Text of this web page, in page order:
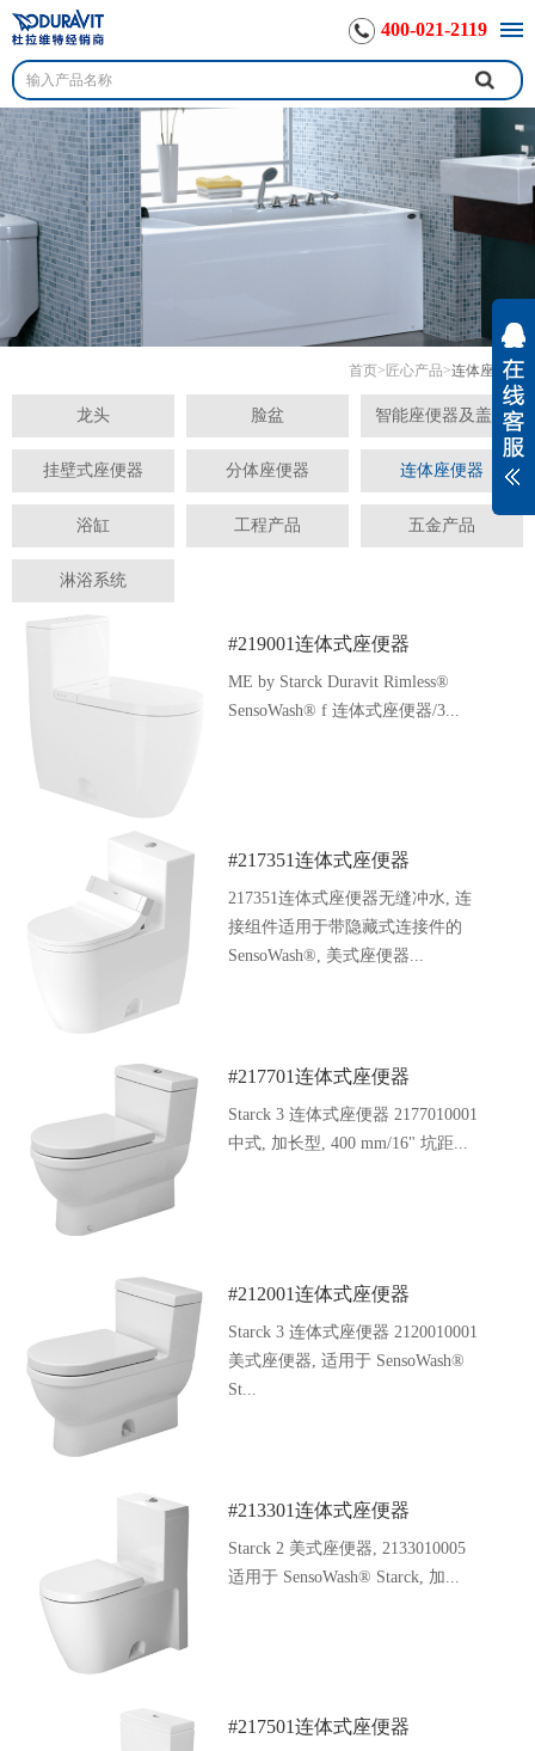
400-021-2119
首页> 匠心产品>连体座便器
龙头 脸盆 智能座便器及盖板
挂壁式座便器 分体座便器 连体座便器
浴缸 工程产品 五金产品
淋浴系统
#219001连体式座便器
ME by Starck Duravit Rimless®
SensoWash® f 连体式座便器/3...
#217351连体式座便器
217351连体式座便器无缝冲水, 连
接组件适用于带隐藏式连接件的
SensoWash®, 美式座便器...
#217701连体式座便器
Starck 3 连体式座便器 2177010001
中式, 加长型, 400 mm/16" 坑距...
#212001连体式座便器
Starck 3 连体式座便器 2120010001
美式座便器, 适用于 SensoWash®
St...
#213301连体式座便器
Starck 2 美式座便器, 2133010005
适用于 SensoWash® Starck, 加...
#217501连体式座便器